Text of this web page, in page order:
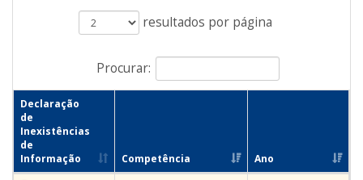
resultados por página
Procurar:
Declaração
de
Inexistências
de
Informação
Competência Ano